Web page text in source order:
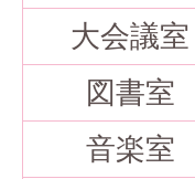
大会議室
図書室
音楽室